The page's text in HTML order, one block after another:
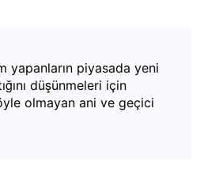
yapanların piyasada yeni
düşünmeleri için
olmayan ani ve geçici